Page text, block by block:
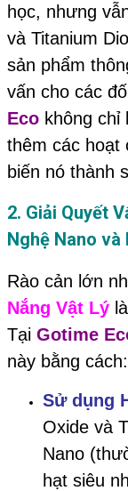
học, nhưng
và Titanium
sản phẩm
vấn cho các
Eco không
thêm các hoạt
biến nó thành
2. Giải Quyết
Nghệ Nano và
Rào cản lớn
Nắng Vật Lý
Tại Gotime
này bằng cách:
Sử dụng
Oxide và
Nano
hạt siêu